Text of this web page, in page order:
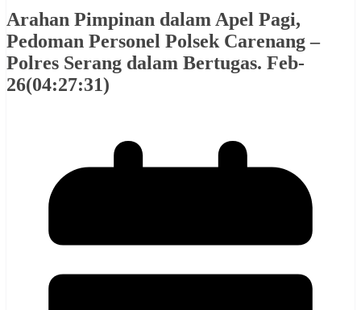
Arahan Pimpinan dalam Apel Pagi,
Pedoman Personel Polsek Carenang –
Polres Serang dalam Bertugas. Feb-
26(04:27:31)